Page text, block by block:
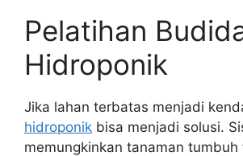
Pelatihan
Hidroponik
Jika lahan terbatas menjadi
hidroponik bisa menjadi solusi.
memungkinkan tanaman tumbuh